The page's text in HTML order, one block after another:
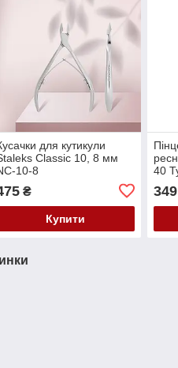
для кутикули
Classic 10, 8 мм
10-8
₴
Купити
40
349